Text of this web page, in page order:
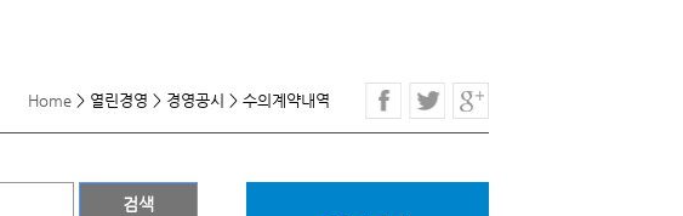
Home > 열린경영 > 경영공시 > 수의계약내역